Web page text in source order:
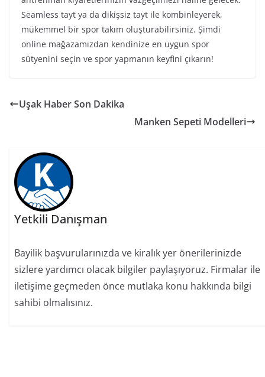
Seamless tayt ya da dikişsiz tayt ile kombinleyerek,
mükemmel bir spor takım oluşturabilirsiniz. Şimdi
online mağazamızdan kendinize en uygun spor
sütyenini seçin ve spor yapmanın keyfini çıkarın!
Uşak Haber Son Dakika
Manken Sepeti Modelleri
Yetkili Danışman
Bayilik başvurularınızda ve kiralık yer önerilerinizde
sizlere yardımcı olacak bilgiler paylaşıyoruz. Firmalar ile
iletişime geçmeden önce mutlaka konu hakkında bilgi
sahibi olmalısınız.